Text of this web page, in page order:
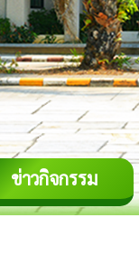
ข่าวกิจกรรม